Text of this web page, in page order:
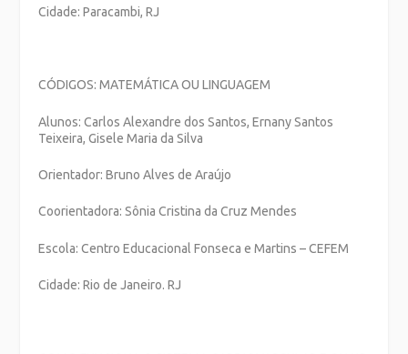
Cidade: Paracambi, RJ
CÓDIGOS: MATEMÁTICA OU LINGUAGEM
Alunos: Carlos Alexandre dos Santos, Ernany Santos
Teixeira, Gisele Maria da Silva
Orientador: Bruno Alves de Araújo
Coorientadora: Sônia Cristina da Cruz Mendes
Escola: Centro Educacional Fonseca e Martins – CEFEM
Cidade: Rio de Janeiro. RJ